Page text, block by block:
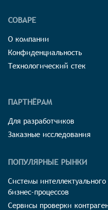
СОВАРЕ
О компании
Конфиденциальность
Технологический стек
ПАРТНЁРАМ
Для разработчиков
Заказные исследования
ПОПУЛЯРНЫЕ РЫНКИ
Системы интеллектуального
бизнес-процессов
Сервисы проверки